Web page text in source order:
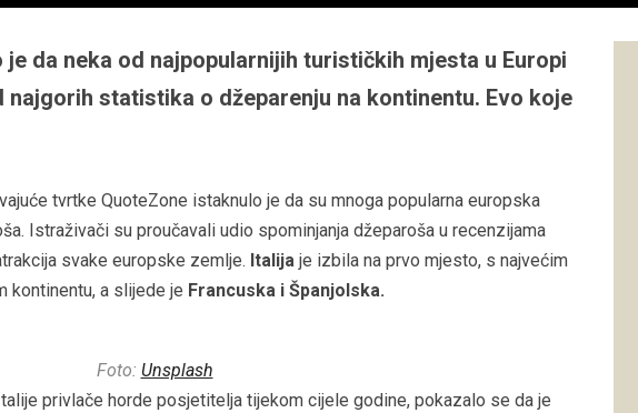
da neka od najpopularnijih turističkih mjesta u Europi
statistika o džeparenju na kontinentu. Evo koje
tvrtke QuoteZone istaknulo je da su mnoga popularna europska
Istraživači su proučavali udio spominjanja džeparoša u recenzijama
svake europske zemlje. Italija je izbila na prvo mjesto, s najvećim
kontinentu, a slijede je Francuska i Španjolska.
Foto: Unsplash
privlače horde posjetitelja tijekom cijele godine, pokazalo se da je